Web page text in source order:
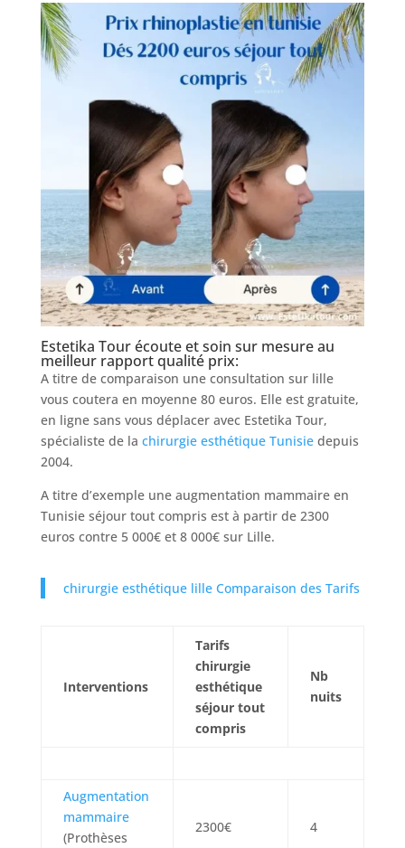
Estetika Tour écoute et soin sur mesure au
meilleur rapport qualité prix:
A titre de comparaison une consultation sur lille
vous coutera en moyenne 80 euros. Elle est gratuite,
en ligne sans vous déplacer avec Estetika Tour,
spécialiste de la chirurgie esthétique Tunisiedepuis
2004.
A titre d’exemple une augmentation mammaire en
Tunisie séjour tout compris est à partir de 2300
euros contre 5 000€ et 8 000€ sur Lille.
chirurgie esthétique lille Comparaison des Tarifs
Interventions
Tarifs
chirurgie
esthétique
séjour tout
compris
Nb
nuits
Augmentation
mammaire
(Prothèses
2300€ 4